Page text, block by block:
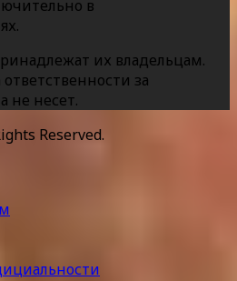
в
их владельцам.
за
не несет.
Reserved.